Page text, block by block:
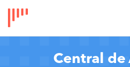
Central de